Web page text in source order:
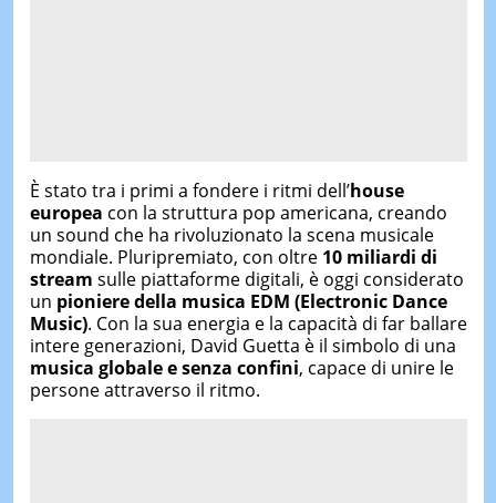
È stato tra i primi a fondere i ritmi dell’house
europea con la struttura pop americana, creando
un sound che ha rivoluzionato la scena musicale
mondiale. Pluripremiato, con oltre 10 miliardi di
stream sulle piattaforme digitali, è oggi considerato
un pioniere della musica EDM (Electronic Dance
Music). Con la sua energia e la capacità di far ballare
intere generazioni, David Guetta è il simbolo di una
musica globale e senza confini, capace di unire le
persone attraverso il ritmo.